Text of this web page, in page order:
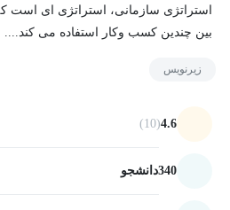
استراتژی سازمانی، استراتژی ای است
بین چندین کسب وکار استفاده می کند....
زیرنویس
4.6
(10)
340دانشجو